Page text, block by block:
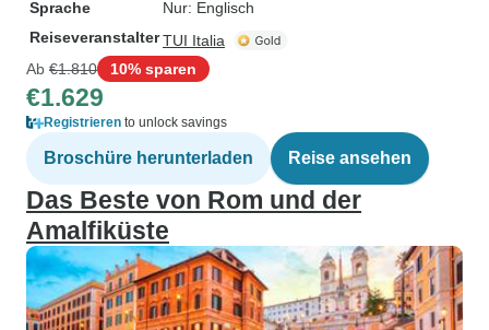
Sprache
Nur: Englisch
ReiseveranstalterTUI Italia
Ab €1.810 10% sparen
€1.629
Registrieren to unlock savings
Broschüre herunterladen Reise ansehen
Das Beste von Rom und der
Amalfiküste